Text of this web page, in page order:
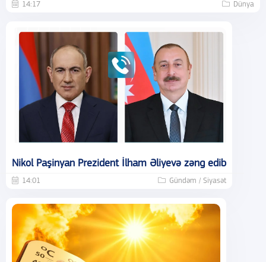
14:17 Dünya
Nikol Paşinyan Prezident İlham Əliyevə zəng edib
14:01 Gündəm / Siyasət